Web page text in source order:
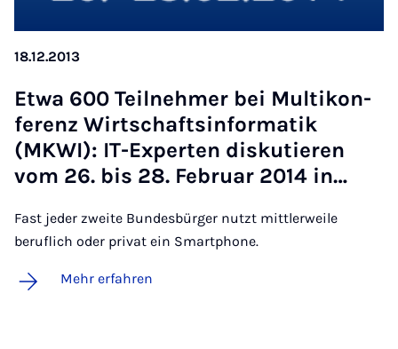
18.12.2013
Et­wa 600 Teil­neh­mer bei Mul­ti­kon­
fe­renz Wirt­schafts­in­for­ma­tik
(MKWI): IT-Ex­per­ten dis­ku­tie­ren
vom 26. bis 28. Fe­bru­ar 2014 in…
Fast jeder zweite Bundesbürger nutzt mittlerweile
beruflich oder privat ein Smartphone.
Mehr erfahren